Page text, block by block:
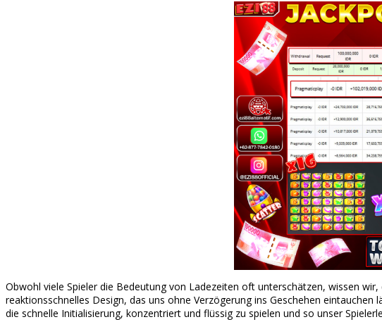
Obwohl viele Spieler die Bedeutung von Ladezeiten oft unterschätzen, wissen
reaktionsschnelles Design, das uns ohne Verzögerung ins Geschehen
die schnelle Initialisierung, konzentriert und flüssig zu spielen und so unser